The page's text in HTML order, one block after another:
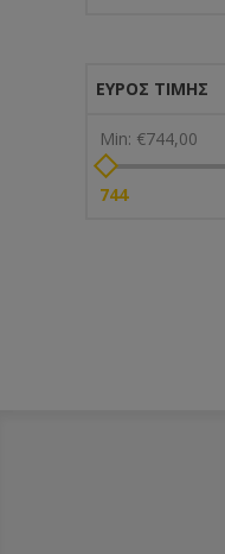
ΕΎΡΟΣ ΤΙΜΉΣ
Min: €744,00
744